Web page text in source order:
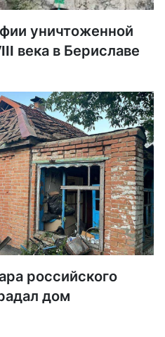
уничтоженной
века в Бериславе
российского
дом